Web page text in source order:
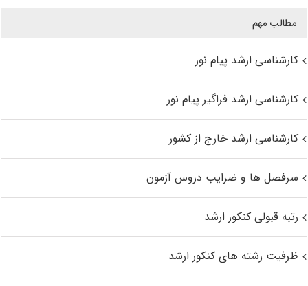
مطالب مهم
کارشناسی ارشد پیام نور
کارشناسی ارشد فراگیر پیام نور
کارشناسی ارشد خارج از کشور
سرفصل ها و ضرایب دروس آزمون
رتبه قبولی کنکور ارشد
ظرفیت رشته های کنکور ارشد